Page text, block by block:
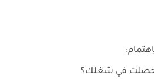
حصلت في شغلك؟